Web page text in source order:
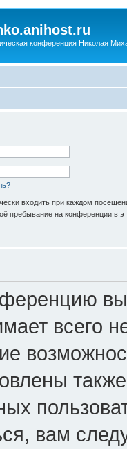
конференция Николая
входить при каждом
пребывание на конференции в
всего
вам